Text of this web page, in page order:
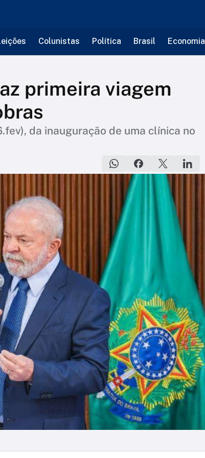
Colunistas Política Brasil Economia
primeira viagem
da inauguração de uma clínica no